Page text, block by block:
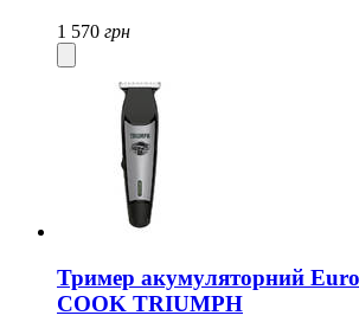
1 570 грн
Тример акумуляторний
COOK TRIUMPH